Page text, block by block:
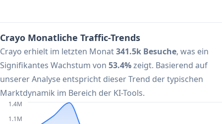
Crayo Monatliche Traffic-Trends
Crayo erhielt im letzten Monat341.5k Besuche, was ein
Signifikantes Wachstum von 53.4%zeigt. Basierend auf
unserer Analyse entspricht dieser Trend der typischen
Marktdynamik im Bereich der KI-Tools.
1.1M
1.4M